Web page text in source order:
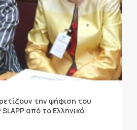
την ψήφιση του
από το Ελληνικό